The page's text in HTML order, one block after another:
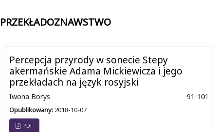
PRZEKŁADOZNAWSTWO
Percepcja przyrody w sonecie Stepy
akermańskie Adama Mickiewicza i jego
przekładach na język rosyjski
Iwona Borys 91-101
Opublikowany: 2018-10-07
PDF